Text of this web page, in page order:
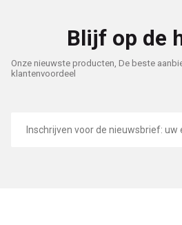
Blijf op de
Onze nieuwste producten, De beste
klantenvoordeel
mailadres